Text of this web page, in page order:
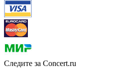
Следите за Concert.ru